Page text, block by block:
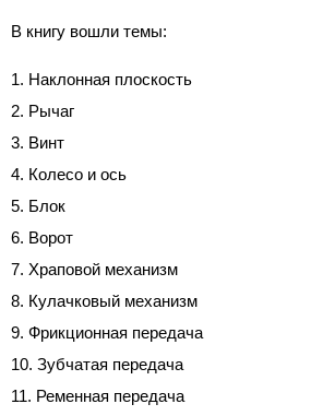
В книгу вошли темы:
Наклонная плоскость
Рычаг
Винт
Колесо и ось
Блок
Ворот
Храповой механизм
Кулачковый механизм
Фрикционная передача
Зубчатая передача
Ременная передача